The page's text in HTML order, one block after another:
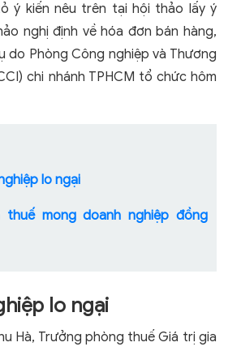
ý kiến nêu trên tại hội thảo lấy ý
nghị định về hóa đơn bán hàng,
do Phòng Công nghiệp và Thương
chi nhánh TPHCM tổ chức hôm
lo ngại
thuế mong doanh nghiệp đồng
lo ngại
Hà, Trưởng phòng thuế Giá trị gia